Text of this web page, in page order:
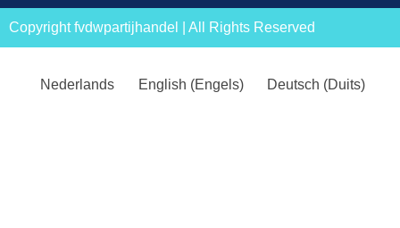
Copyright fvdwpartijhandel | All Rights Reserved
Nederlands English (Engels) Deutsch (Duits)